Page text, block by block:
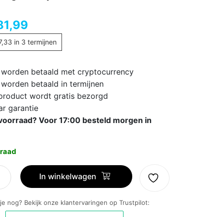
in 3 termijnen
worden betaald met cryptocurrency
betaald in termijnen
wordt gratis bezorgd
garantie
Voor 17:00 besteld morgen in
In winkelwagen
nog? Bekijk onze klantervaringen op Trustpilot: